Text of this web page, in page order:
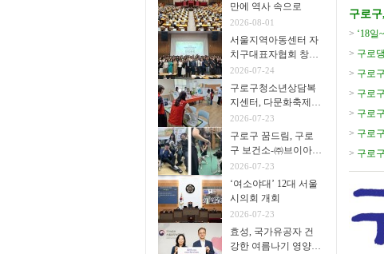
만에 역사 속으로
2026-08-01
서울지역아동센터 자
치구대표자협회 창립
총회 개최
2026-07-24
구로구청소년상담복
지센터, 다문화축제서
생명존중 아웃리치 운
영
2026-07-23
구로구 꿈드림, 구로
구 보건소-㈜브이아이
펫 연계
2026-07-23
‘여소야대’ 12대 서울
시의회 개회
2026-07-23
효성, 국가유공자 건
강한 여름나기 영양식
구로
강생
> ‘18일
> 구로
> 구로
> 구로
> 구로
> 구로
> 구로